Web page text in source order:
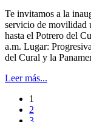
Te invitamos a la
servicio de movilidad
hasta el Potrero del
a.m. Lugar:
del Cural y la
Leer más...
1
2